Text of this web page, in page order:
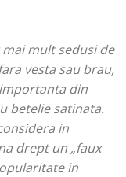
mult sedusi de
vesta sau brau,
din
betelie satinata.
in
drept un „faux
in